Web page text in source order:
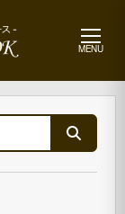
MENU
メ
ュ
ー